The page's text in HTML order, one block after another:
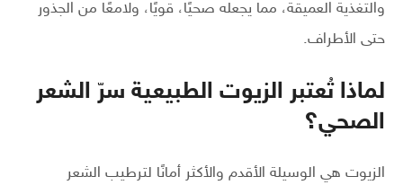
والتغذية العميقة، مما يجعله صحيًا، قويًا، ولامعًا من الجذور
حتى الأطراف.
لماذا تُعتبر الزيوت الطبيعية سرّ الشعر
الصحي؟
الزيوت هي الوسيلة الأقدم والأكثر أمانًا لترطيب الشعر